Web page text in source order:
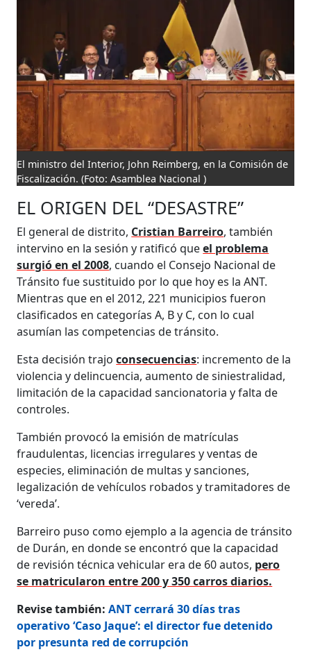
El ministro del Interior, John Reimberg, en la Comisión de
Fiscalización. (Foto: Asamblea Nacional )
EL ORIGEN DEL “DESASTRE”
El general de distrito, Cristian Barreiro, también
intervino en la sesión y ratificó queel problema
surgió en el 2008, cuando el Consejo Nacional de
Tránsito fue sustituido por lo que hoy es la ANT.
Mientras que en el 2012, 221 municipios fueron
clasificados en categorías A, B y C, con lo cual
asumían las competencias de tránsito.
Esta decisión trajoconsecuencias: incremento de la
violencia y delincuencia, aumento de siniestralidad,
limitación de la capacidad sancionatoria y falta de
controles.
También provocó la emisión de matrículas
fraudulentas, licencias irregulares y ventas de
especies, eliminación de multas y sanciones,
legalización de vehículos robados y tramitadores de
‘vereda’.
Barreiro puso como ejemplo a la agencia de tránsito
de Durán, en donde se encontró que la capacidad
de revisión técnica vehicular era de 60 autos, pero
se matricularon entre 200 y 350 carros diarios.
Revise también:ANT cerrará 30 días tras
operativo ‘Caso Jaque’: el director fue detenido
por presunta red de corrupción